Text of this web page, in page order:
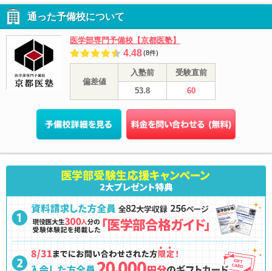
通った予備校について
医学部専門予備校【京都医塾】
4.48(8件)
偏差値
入塾前
受験直前
53.8
60